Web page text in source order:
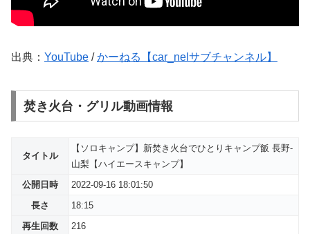
出典： YouTube /かーねる【car_nelサブチャンネル】
焚き火台・グリル動画情報
タイトル
【ソロキャンプ】新焚き火台でひとりキャンプ飯 長野-
山梨【ハイエースキャンプ】
公開日時
2022-09-16 18:01:50
長さ
18:15
再生回数
216